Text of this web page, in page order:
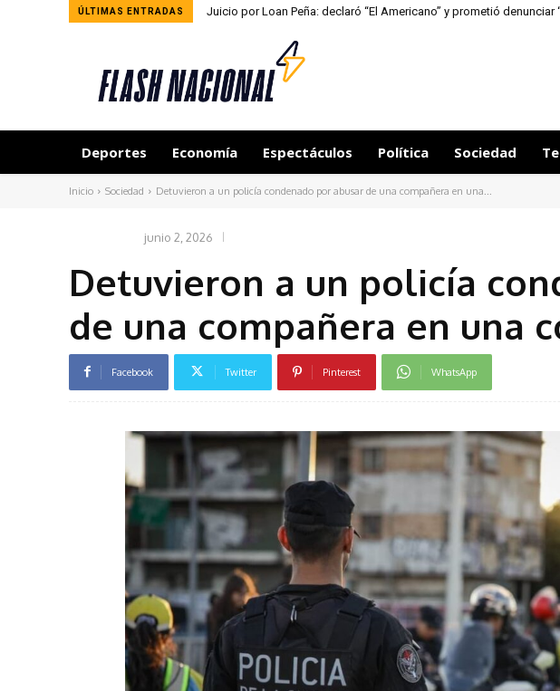
ÚLTIMAS ENTRADAS Juicio por Loan Peña: declaró “El Americano” y prometió
Deportes Economía Espectáculos Política Sociedad
Inicio Sociedad Detuvieron a un policía condenado por abusar de una compañera en una...
junio 2, 2026
Detuvieron a un policía
de una compañera en una
Facebook Twitter Pinterest WhatsApp